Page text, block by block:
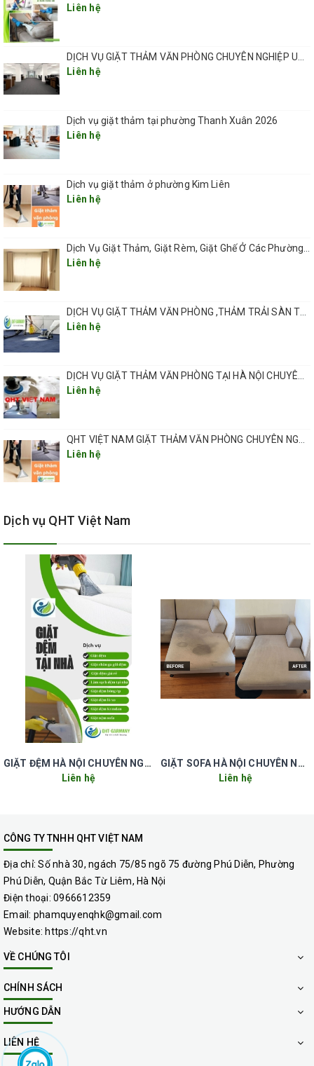
– Dịch vụ giặt thảm trải sàn.
– Dịch vụ giặt thảm vách ngăn.
– Dịch vụ giặt thảm trang trí.
– Dịch vụ giặt thảm cho tòa nhà, cao ốc.
– Dịch vụ giặt thảm chuyên nghiệp quán cafe, internet, của
hàng,..
QUY TRÌNH GIẶT THẢM TẠI QUẬN CẦU GIẤY VÀ CÁC
Bước 1: Di chuyển các trang thiết bị và đặt biển báo hiệu
để có thể tạo được điều kiện thuận lợi nhất cho công việc.
Bước 2: Hút sạch bụi bẩn trên bề mặt thảm.
Bước 3: Kiểm tra bề mặt sàn, chất liệu thảm, tình trạng các
vết bẩn để có thể áp dụng hóa chất giặt thảm cho phù hợp.
vừa đủ ước và đánh tan các vết bẩn bằng cách máy đánh
chuyên dụng.
Bước 5: Loại bỏ các bể bẩn khỏi bề mặt thảm bằng các
máy hút bụi chuyên nghiệp dành riêng cho thảm.
Bước 6: Áp dụng quy trình thổi khô chuyên nghiệp để đẩy
nhanh được quá trình làm khô thảm để có thể tránh được
các mùi hôi do ẩm ướt.
Bước 8: Sau khi thảm khô hoàn toàn thì di chuyển các
trang thiết bị trở về đúng với vị trí ban đầu.
Liên hệ
DỊCH VỤ GIẶT THẢM VĂN PHÒNG CHUYÊN NGHIỆP UY TÍN GIÁ RẺ(GIÁ TỪ 5K/ 1M2) TẠI HÀ NỘI
Liên hệ
Dịch vụ giặt thảm tại phường Thanh Xuân 2026
Liên hệ
Dịch vụ giặt thảm ở phường Kim Liên
Liên hệ
Dịch Vụ Giặt Thảm, Giặt Rèm, Giặt Ghế Ở Các Phường Hà Nội
Liên hệ
DỊCH VỤ GIẶT THẢM VĂN PHÒNG ,THẢM TRẢI SÀN TẠI HÀ NỘI CHUYÊN NGHIỆP UY TÍN GIÁ RẺ
Liên hệ
DỊCH VỤ GIẶT THẢM VĂN PHÒNG TẠI HÀ NỘI CHUYÊN NGHIỆP CHẤT LƯỢNG
Liên hệ
QHT VIỆT NAM GIẶT THẢM VĂN PHÒNG CHUYÊN NGHIỆP TẠI HÀ NỘI
Liên hệ
Dịch vụ QHT Việt Nam
GIẶT ĐỆM HÀ NỘI CHUYÊN NGHIỆP UY TÍN GIÁ RẺ
Liên hệ
GIẶT SOFA HÀ NỘI CHUYÊN NGHIỆP UY TÍN GIÁ RẺ
Liên hệ
CÔNG TY TNHH QHT VIỆT NAM
Địa chỉ: Số nhà 30, ngách 75/85 ngõ 75 đường Phú Diễn, Phường
Phú Diễn, Quận Bắc Từ Liêm, Hà Nội
Điện thoại: 0966612359
Email: phamquyenqhk@gmail.com
Website: https://qht.vn
VỀ CHÚNG TÔI
CHÍNH SÁCH
HƯỚNG DẪN
LIÊN HỆ